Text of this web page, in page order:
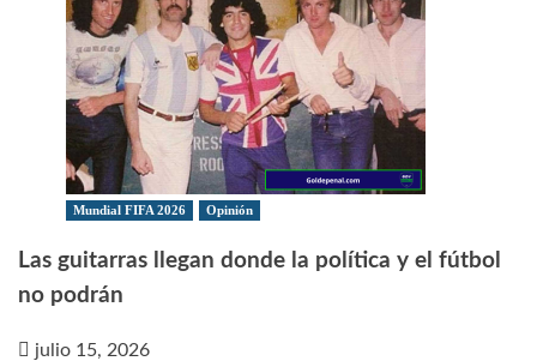
Mundial FIFA 2026 Opinión
Las guitarras llegan donde la política y el fútbol
no podrán
julio 15, 2026